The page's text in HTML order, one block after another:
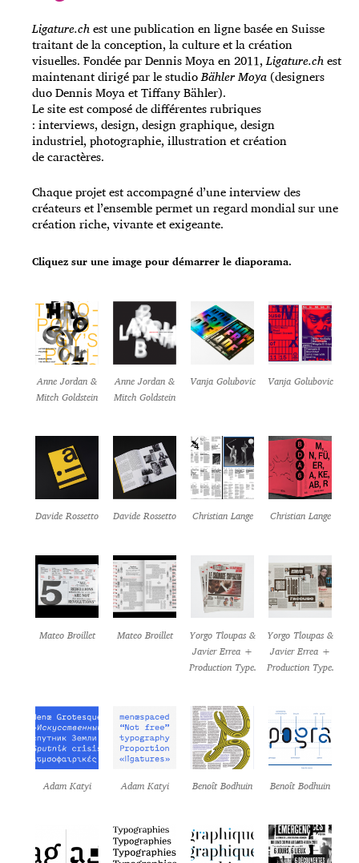
Ligature.chest une publication en ligne basée en Suisse
traitant de la conception, la culture et la création
visuelles. Fondée par Dennis Moya en 2011,Ligature.chest
maintenant dirigé par le studioBähler Moya (designers
duo Dennis Moya et Tiffany Bähler).
Le site est composé de différentes rubriques
: interviews, design, design graphique, design
industriel, photographie, illustration et création
de caractères.
Chaque projet est accompagné d’une interview des
créateurs et l’ensemble permet un regard mondial sur une
création riche, vivante et exigeante.
Cliquez sur une image pour démarrer le diaporama.
Anne Jordan &
Mitch Goldstein
Anne Jordan &
Mitch Goldstein
Vanja Golubovic Vanja Golubovic
Davide Rossetto Davide Rossetto Christian Lange Christian Lange
Mateo Broillet Mateo Broillet
Yorgo Tloupas &
Javier Errea +
Production Type.
Yorgo Tloupas &
Javier Errea +
Production Type.
Adam Katyi Adam Katyi Benoît Bodhuin Benoît Bodhuin